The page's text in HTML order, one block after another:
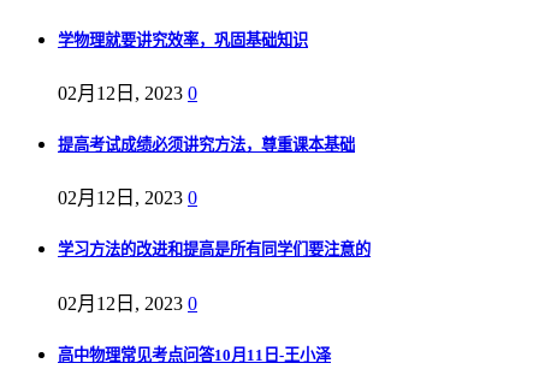
学物理就要讲究效率，巩固基础知识
02月12日, 2023 0
提高考试成绩必须讲究方法，尊重课本基础
02月12日, 2023 0
学习方法的改进和提高是所有同学们要注意的
02月12日, 2023 0
高中物理常见考点问答10月11日-王小泽